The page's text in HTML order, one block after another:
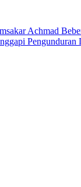
Achmad